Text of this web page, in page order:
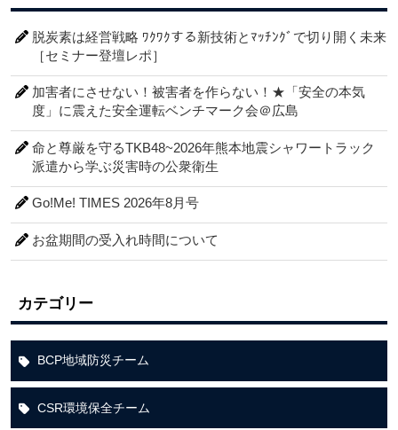
脱炭素は経営戦略 ﾜｸﾜｸする新技術とﾏｯﾁﾝｸﾞで切り開く未来
［セミナー登壇レポ］
加害者にさせない！被害者を作らない！★「安全の本気
度」に震えた安全運転ベンチマーク会＠広島
命と尊厳を守るTKB48~2026年熊本地震シャワートラック
派遣から学ぶ災害時の公衆衛生
Go!Me! TIMES 2026年8月号
お盆期間の受入れ時間について
カテゴリー
BCP地域防災チーム
CSR環境保全チーム